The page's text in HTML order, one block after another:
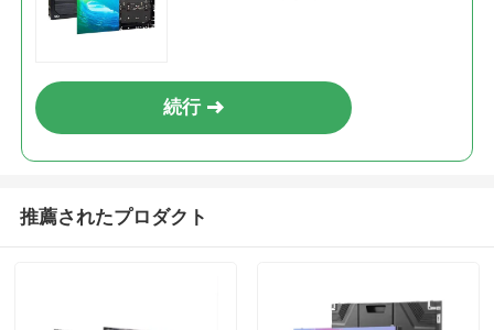
続行
推薦されたプロダクト